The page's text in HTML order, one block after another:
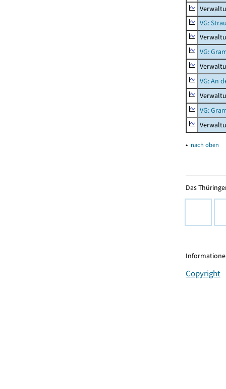
VG:
VG:
VG: An
VG:
▴ nach oben
Das
Copyright